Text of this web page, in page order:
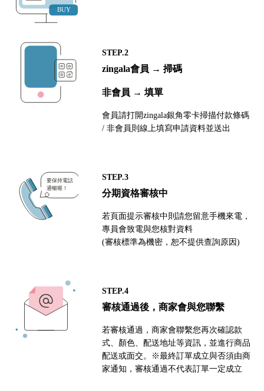
STEP.2
zingala會員 → 掃碼
非會員 → 填單
會員請打開zingala銀角零卡掃描付款條碼
/ 非會員則線上填寫申請資料並送出
STEP.3
分期資格審核中
若頁面提示審核中則請您留意手機來電，
專員會致電與您核對資料
(審核標準為機密，恕不提供查詢原因)
STEP.4
審核通過後，商家會與您聯繫
若審核通過，商家會聯繫您再次確認款
式、顏色、配送地址等資訊，並進行商品
配送或面交。※最終訂單成立與否須由商
家通知，審核通過不代表訂單一定成立